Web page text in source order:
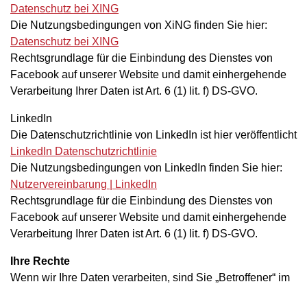
Datenschutz bei XING
Die Nutzungsbedingungen von XiNG finden Sie hier:
Datenschutz bei XING
Rechtsgrundlage für die Einbindung des Dienstes von
Facebook auf unserer Website und damit einhergehende
Verarbeitung Ihrer Daten ist Art. 6 (1) lit. f) DS-GVO.
LinkedIn
Die Datenschutzrichtlinie von LinkedIn ist hier veröffentlicht
LinkedIn Datenschutzrichtlinie
Die Nutzungsbedingungen von LinkedIn finden Sie hier:
Nutzervereinbarung | LinkedIn
Rechtsgrundlage für die Einbindung des Dienstes von
Facebook auf unserer Website und damit einhergehende
Verarbeitung Ihrer Daten ist Art. 6 (1) lit. f) DS-GVO.
Ihre Rechte
Wenn wir Ihre Daten verarbeiten, sind Sie „Betroffener“ im